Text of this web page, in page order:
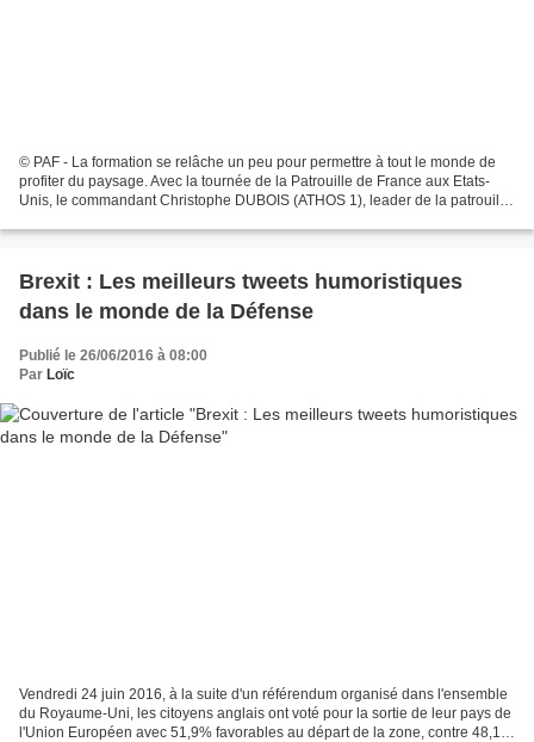
© PAF - La formation se relâche un peu pour permettre à tout le monde de
profiter du paysage. Avec la tournée de la Patrouille de France aux Etats-
Unis, le commandant Christophe DUBOIS (ATHOS 1), leader de la patrouille,
Brexit : Les meilleurs tweets humoristiques
dans le monde de la Défense
Publié le 26/06/2016 à 08:00
Par Loïc
Vendredi 24 juin 2016, à la suite d'un référendum organisé dans l'ensemble
du Royaume-Uni, les citoyens anglais ont voté pour la sortie de leur pays de
l'Union Européen avec 51,9% favorables au départ de la zone, contre 48,1%